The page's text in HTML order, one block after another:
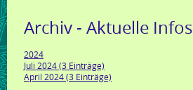
Archiv - Aktuelle Infos
2024
Juli 2024 (3 Einträge)
April 2024 (3 Einträge)